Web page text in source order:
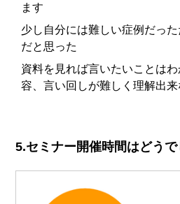
ます
少し自分には難しい症例だっ
だと思った
資料を見れば言いたいことは
容、言い回しが難しく理解出来
5.セミナー開催時間はどう